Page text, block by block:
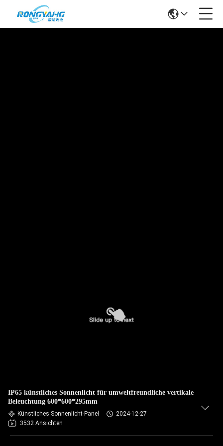
IP65 künstliches Sonnenlicht für umweltfreundliche vertikale
Beleuchtung 600*600*295mm
Künstliches Sonnenlicht-Panel
2024-12-27
3532 Ansichten